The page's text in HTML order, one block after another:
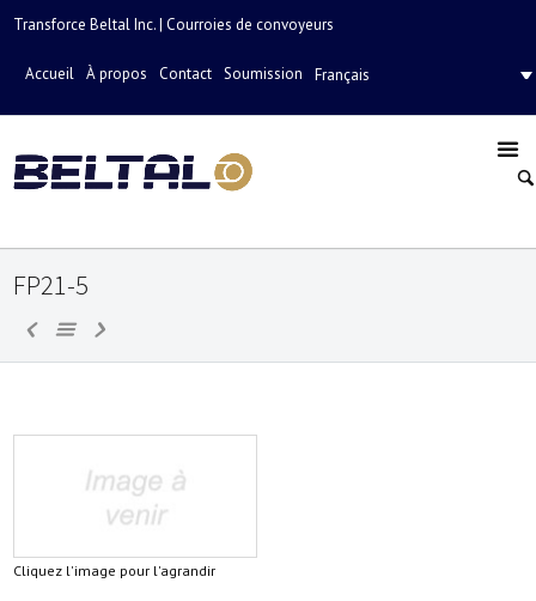
Transforce Beltal Inc. | Courroies de convoyeurs
Accueil À propos Contact Soumission Français
FP21-5
Cliquez l'image pour l'agrandir